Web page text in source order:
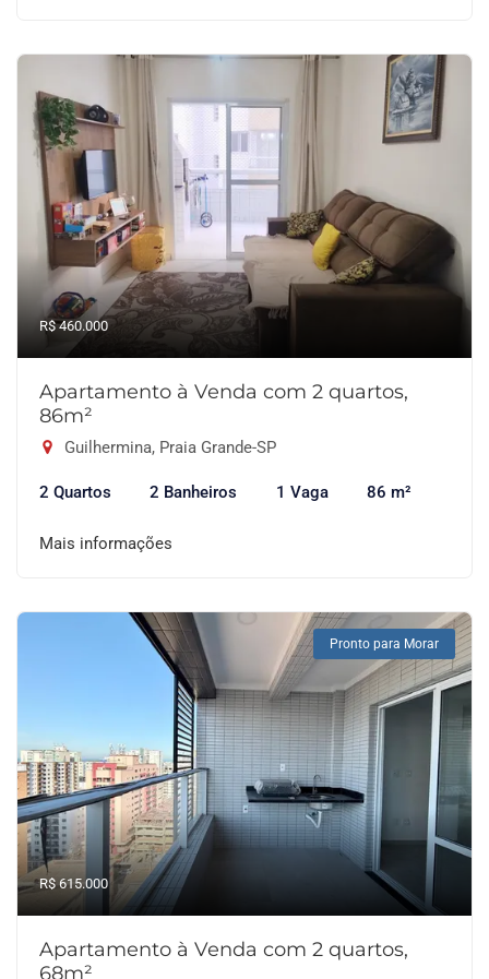
R$ 460.000
Apartamento à Venda com 2 quartos,
86m²
Guilhermina, Praia Grande-SP
2 Quartos 2 Banheiros 1 Vaga 86 m²
Mais informações
Pronto para Morar
R$ 615.000
Apartamento à Venda com 2 quartos,
68m²